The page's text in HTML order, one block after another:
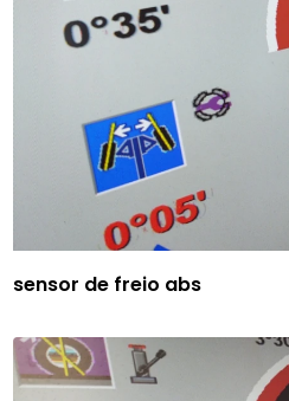
sensor de freio abs